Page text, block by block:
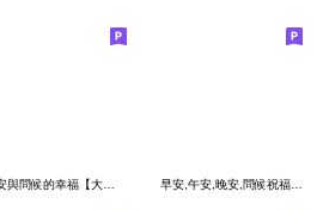
早安,午安,晚安,問候祝福語♡超實用